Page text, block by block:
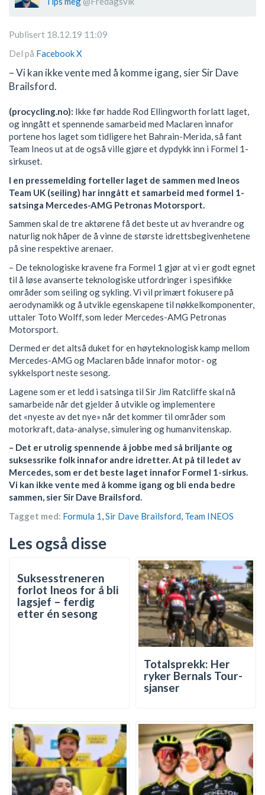
Publisert 18.12.19 11:09
Del på FacebookX
– Vi kan ikke vente med å komme igang, sier Sir Dave
Brailsford.
(procycling.no): Ikke før hadde Rod Ellingworth forlatt laget,
og inngått et spennende samarbeid med Maclaren innafor
portene hos laget som tidligere het Bahrain-Merida, så fant
Team Ineos ut at de også ville gjøre et dypdykk inn i Formel 1-
sirkuset.
I en pressemelding forteller laget de sammen med Ineos
Team UK (seiling) har inngått et samarbeid med formel 1-
satsinga Mercedes-AMG Petronas Motorsport.
Sammen skal de tre aktørene få det beste ut av hverandre og
naturlig nok håper de å vinne de største idrettsbegivenhetene
på sine respektive arenaer.
– De teknologiske kravene fra Formel 1 gjør at vi er godt egnet
til å løse avanserte teknologiske utfordringer i spesifikke
områder som seiling og sykling. Vi vil primært fokusere på
aerodynamikk og å utvikle egenskapene til nøkkelkomponenter,
uttaler Toto Wolff, som leder Mercedes-AMG Petronas
Motorsport.
Dermed er det altså duket for en høyteknologisk kamp mellom
Mercedes-AMG og Maclaren både innafor motor- og
sykkelsport neste sesong.
Lagene som er et ledd i satsinga til Sir Jim Ratcliffe skal nå
samarbeide når det gjelder å utvikle og implementere
det «nyeste av det nye» når det kommer til områder som
motorkraft, data-analyse, simulering og humanvitenskap.
– Det er utrolig spennende å jobbe med så briljante og
suksessrike folk innafor andre idretter. At på til ledet av
Mercedes, som er det beste laget innafor Formel 1-sirkus.
Vi kan ikke vente med å komme igang og bli enda bedre
sammen, sier Sir Dave Brailsford.
Tagget med: Formula 1,Sir Dave Brailsford, Team INEOS
Les også disse
Suksesstreneren
forlot Ineos for å bli
lagsjef – ferdig
etter én sesong
Totalsprekk: Her
ryker Bernals Tour-
sjanser